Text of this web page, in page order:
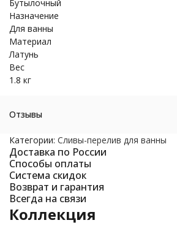
Бутылочный
Назначение
Для ванны
Материал
Латунь
Вес
1.8 кг
Отзывы
Категории: Cливы-перелив для ванны
Доставка по России
Способы оплаты
Система скидок
Возврат и гарантия
Всегда на связи
Коллекция